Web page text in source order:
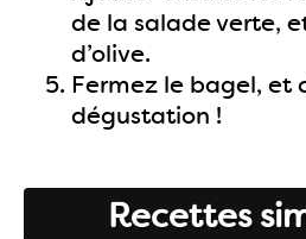
de la salade verte,
d’olive.
Fermez le bagel, et
dégustation !
Recettes